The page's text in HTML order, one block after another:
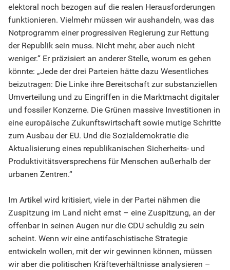
elektoral noch bezogen auf die realen Herausforderungen
funktionieren. Vielmehr müssen wir aushandeln, was das
Notprogramm einer progressiven Regierung zur Rettung
der Republik sein muss. Nicht mehr, aber auch nicht
weniger.“ Er präzisiert an anderer Stelle, worum es gehen
könnte: „Jede der drei Parteien hätte dazu Wesentliches
beizutragen: Die Linke ihre Bereitschaft zur substanziellen
Umverteilung und zu Eingriffen in die Marktmacht digitaler
und fossiler Konzerne. Die Grünen massive Investitionen in
eine europäische Zukunftswirtschaft sowie mutige Schritte
zum Ausbau der EU. Und die Sozialdemokratie die
Aktualisierung eines republikanischen Sicherheits- und
Produktivitätsversprechens für Menschen außerhalb der
urbanen Zentren.“
Im Artikel wird kritisiert, viele in der Partei nähmen die
Zuspitzung im Land nicht ernst – eine Zuspitzung, an der
offenbar in seinen Augen nur die CDU schuldig zu sein
scheint. Wenn wir eine antifaschistische Strategie
entwickeln wollen, mit der wir gewinnen können, müssen
wir aber die politischen Kräfteverhältnisse analysieren –